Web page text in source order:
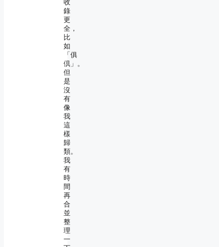
收
錄
更
全，
比
如
「俱
倶」。
但
是
沒
有
像
我
這
樣
歸
類。
我
有
時
間
再
合
並
整
理
一